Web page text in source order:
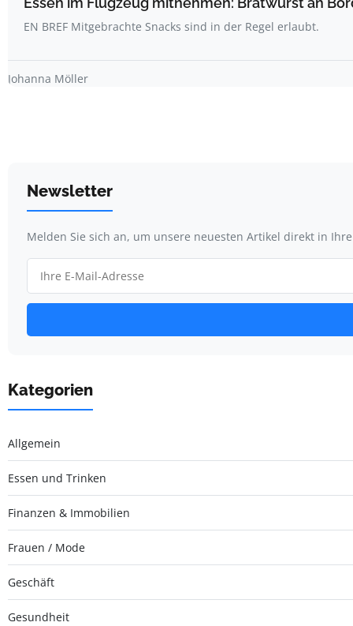
EN BREF Mitgebrachte Snacks sind in der Regel erlaubt.
Johanna Möller
Newsletter
Melden Sie sich an, um unsere neuesten Artikel direkt in
Kategorien
Allgemein
Essen und Trinken
Finanzen & Immobilien
Frauen / Mode
Geschäft
Gesundheit